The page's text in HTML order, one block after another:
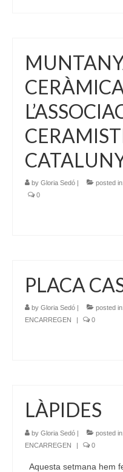
by Gloria Sedó | posted in:
0
PLACA
by Gloria Sedó posted in:
ENCARREGEN
0
LÀPIDES
by Gloria Sedó | posted in:
ENCARREGEN
| 0
Aquesta setmana hem